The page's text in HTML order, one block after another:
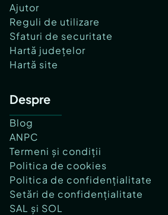
Ajutor
Reguli de utilizare
Sfaturi de securitate
Hartă județelor
Hartă site
Despre
Blog
ANPC
Termeni și condiții
Politica de cookies
Politica de confidențialitate
Setări de confidențialitate
SAL și SOL